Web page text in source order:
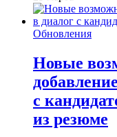
Обновления
Новые
с
из резюме